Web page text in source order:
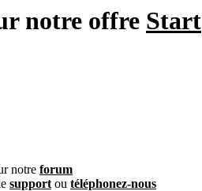
notre offre Start
notre forum
support ou téléphonez-nous